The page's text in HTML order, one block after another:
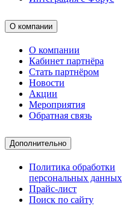
О компании
О компании
Кабинет партнёра
Стать партнёром
Новости
Акции
Мероприятия
Обратная связь
Дополнительно
Политика обработки
персональных данных
Прайс-лист
Поиск по сайту